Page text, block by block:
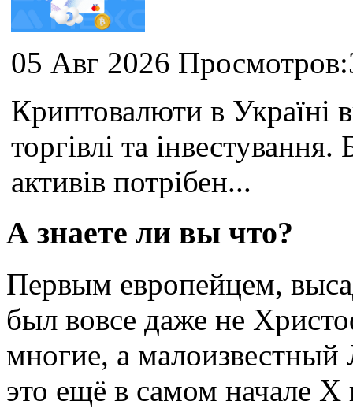
05 Авг 2026
Криптовалюти в Україні
торгівлі та
активів потрібен...
А знаете ли вы что?
Первым европейцем,
был вовсе даже не
многие, а
это ещё в самом начале Х